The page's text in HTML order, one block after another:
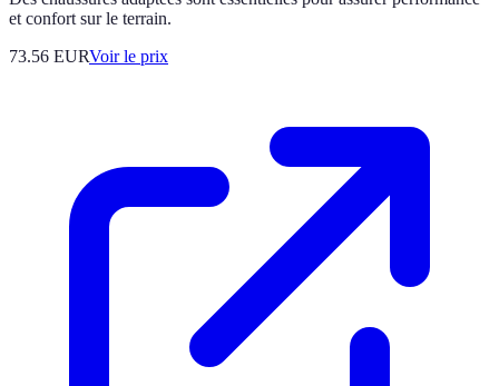
et confort sur le terrain.
73.56 EURVoir le prix